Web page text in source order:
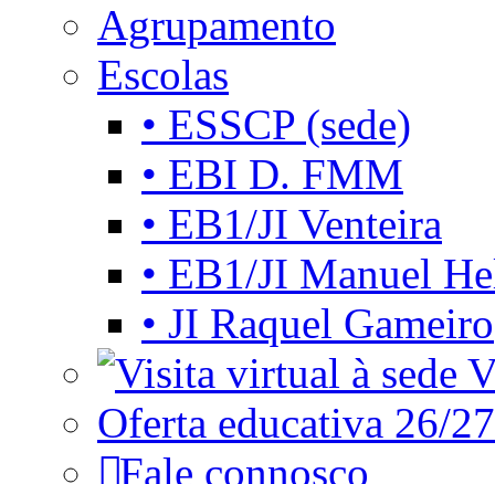
Agrupamento
Escolas
• ESSCP (sede)
• EBI D. FMM
• EB1/JI Venteira
• EB1/JI Manuel
• JI Raquel Gameiro
Oferta educativa 26/27
Fale connosco